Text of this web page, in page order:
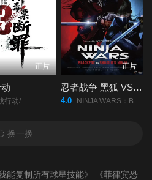
正片
行动/
正片
忍者战争 黑狐 VS 将军乃忍者
4.0 NINJA WARS：BLACKFOX vs SHOGUN&#039;S NINJA/
换一换
能复制所有球星技能》
《菲律宾恐